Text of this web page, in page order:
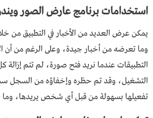
استخدامات برنامج عارض الصور ويندوز
يمكن عرض العديد من الأخبار في التطبيق من
وما تعرضه من أخبار جيدة، وعلى الرغم من أن
التطبيقات عندما نريد فتح صورة، لم تتم
التشغيل، وقد تم حظره وإخفاؤه من السجل
تفعيلها بسهولة من قبل أي شخص يريدها، وما